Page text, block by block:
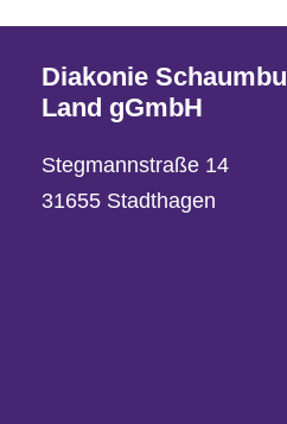
Diakonie
Land gGmbH
Stegmannstraße 14
31655 Stadthagen